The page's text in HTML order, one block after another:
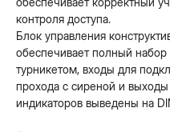
контроля доступа.
Блок управления
обеспечивает полный
турникетом, входы для
прохода с сиреной и
индикаторов выведены на